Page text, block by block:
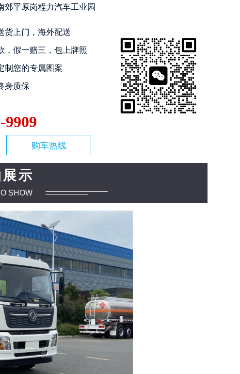
郊平原岗程力汽车工业园
货上门，海外配送
，假一赔三，包上牌照
制您的专属图案
身质保
购车热线
9909
示
SHOW